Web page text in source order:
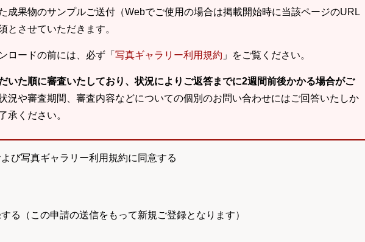
成果物のサンプルご送付（Webでご使用の場合は掲載開始時に当該ページのURL
とさせていただきます。
ロードの前には、必ず「 写真ギャラリー利用規約 」をご覧ください。
いた順に審査いたしており、状況によりご返答までに2週間前後かかる場合がご
況や審査期間、審査内容などについての個別のお問い合わせにはご回答いたしか
承ください。
び写真ギャラリー利用規約に同意する
る（この申請の送信をもって新規ご登録となります）